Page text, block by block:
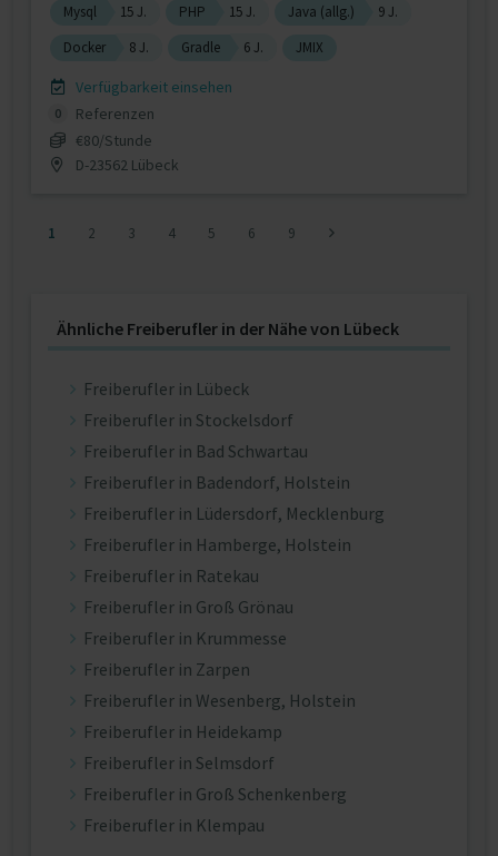
Mysql
15 J. PHP 15 J. Java (allg.)
9 J.
Docker
8 J. Gradle 6 J. JMIX
Verfügbarkeit einsehen
0
Referenzen
€80/Stunde
D-23562 Lübeck
1 2 3 4 5 6 9
Ähnliche Freiberufler in der Nähe von Lübeck
Freiberufler in Lübeck
Freiberufler in Stockelsdorf
Freiberufler in Bad Schwartau
Freiberufler in Badendorf, Holstein
Freiberufler in Lüdersdorf, Mecklenburg
Freiberufler in Hamberge, Holstein
Freiberufler in Ratekau
Freiberufler in Groß Grönau
Freiberufler in Krummesse
Freiberufler in Zarpen
Freiberufler in Wesenberg, Holstein
Freiberufler in Heidekamp
Freiberufler in Selmsdorf
Freiberufler in Groß Schenkenberg
Freiberufler in Klempau